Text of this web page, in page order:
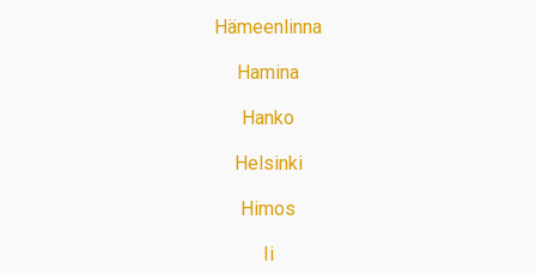
Hämeenlinna
Hamina
Hanko
Helsinki
Himos
Ii